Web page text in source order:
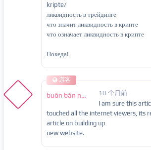
kripte/
ликвидность в трейдинге
что значит ликвидность в крипте
что означает ликвидность в крипте
Покеда!
游客
buôn bán nội tạng
10 个月前
I am sure this
touched all the internet viewers, its
article on building up
new website.